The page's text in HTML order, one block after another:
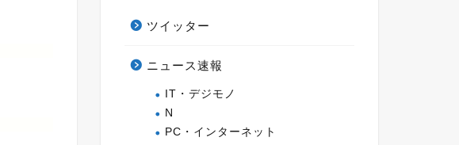
ツイッター
ニュース速報
IT・デジモノ
N
PC・インターネット